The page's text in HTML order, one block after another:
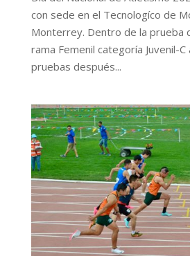
con sede en el Tecnologíco de
Monterrey. Dentro de la prueba
rama Femenil categoría Juvenil-
pruebas después...